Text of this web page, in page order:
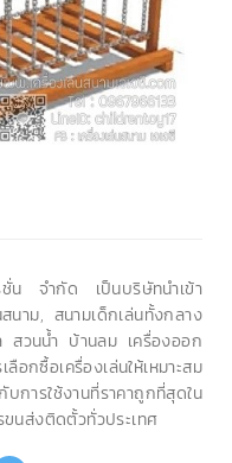
น จำกัด เป็นบริษัทนำเข้า
นาม, สนามเด็กเล่นทั้งกลาง
สวนน้ำ บ้านลม เครื่องออก
กซื้อเครื่องเล่นให้เหมาะสม
การใช้งานที่ราคาถูกที่สุดใน
นส่งติดตั้วทั่วประเทศ